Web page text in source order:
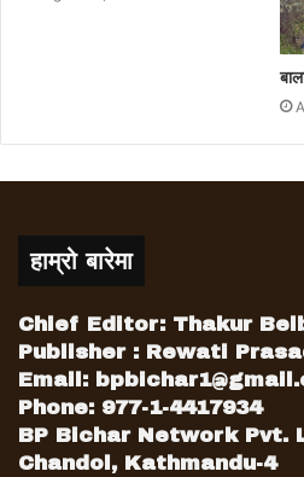
हाम्रो बारेमा
Chief Editor: Thakur
Publisher : Rewati
Email:
Phone: 977-1-4417934
BP Bichar Network Pvt.
Chandol, Kathmandu-4